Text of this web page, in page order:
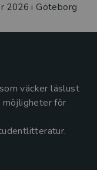
2026 i Göteborg
väcker läslust
möjligheter för